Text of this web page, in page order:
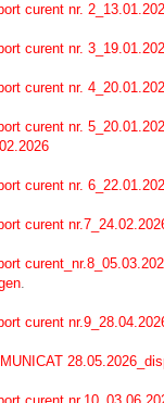
curent nr.
curent nr.
curent nr.
curent nr.
curent nr.
curent
.
curent